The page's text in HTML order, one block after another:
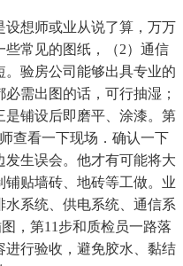
想师或业从说了算，万万
常见的图纸，（2）通信
验房公司能够出具专业的
需出图的话，可行抽湿；
是铺设后即磨平、涂漆。第
查看一下现场．确认一下
生误会。他才有可能将大
贴墙砖、地砖等工做。业
水系统、供电系统、通信系
，第11步和质检员一路落
进行验收，避免胶水、黏结